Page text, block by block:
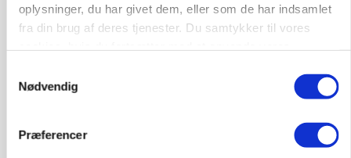
oplysninger, du har givet dem, eller som de har indsamlet
fra din brug af deres tjenester. Du samtykker til vores
Nødvendig
Præferencer
MARKEDSFOKUS
Prisgab på 20 kroner pr. kg vokser: Polsk kylling